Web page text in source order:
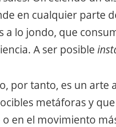
en cualquier parte
a lo jondo, que
A ser posible
por tanto, es un
metáforas y
en el movimiento